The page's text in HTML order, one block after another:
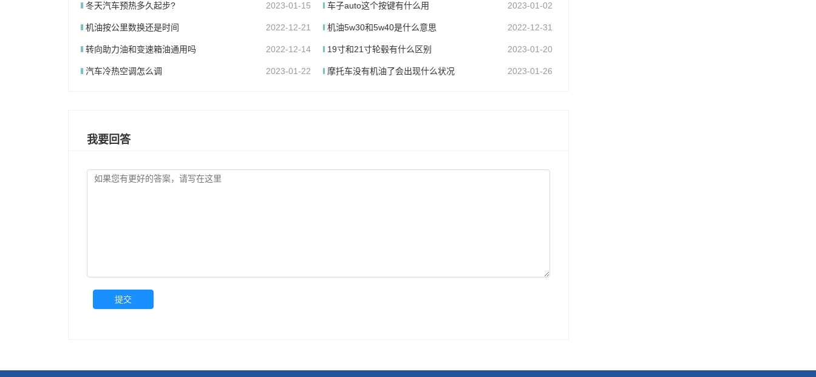
冬天汽车预热多久起步? 2023-01-15 车子auto这个按键有什么用 2023-01-02
机油按公里数换还是时间 2022-12-21 机油5w30和5w40是什么意思 2022-12-31
转向助力油和变速箱油通用吗 2022-12-14 19寸和21寸轮毂有什么区别 2023-01-20
汽车冷热空调怎么调 2023-01-22 摩托车没有机油了会出现什么状况 2023-01-26
我要回答
提交